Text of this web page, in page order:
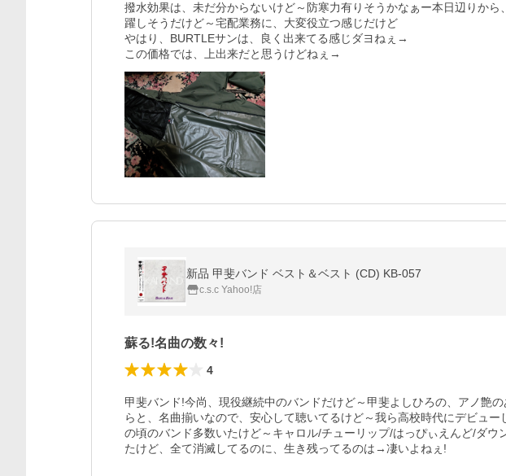
撥水効果は、未だ分からないけど～防寒力有りそうかなぁー本日辺りか
躍しそうだけど～宅配業務に、大変役立つ感じだけど
やはり、BURTLEサンは、良く出来てる感じダヨねぇ→
この価格では、上出来だと思うけどねぇ→
新品 甲斐バンド ベスト＆ベスト (CD) KB-057
c.s.c Yahoo!店
蘇る!名曲の数々!
4
甲斐バンド!今尚、現役継続中のバンドだけど～甲斐よしひろの、アノ艶
らと、名曲揃いなので、安心して聴いてるけど～我ら高校時代にデビュ
の頃のバンド多数いたけど～キャロル/チューリップ/はっぴぃえんど/ダウ
たけど、全て消滅してるのに、生き残ってるのは→凄いよねぇ!